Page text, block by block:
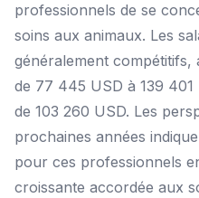
professionnels de se
soins aux animaux. Les
généralement
de 77 445 USD à 139
de 103 260 USD. Les
prochaines années
pour ces professionnels
croissante accordée aux